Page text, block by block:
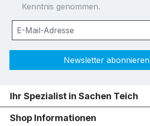
Kenntnis genommen.
Newsletter abonnieren
Ihr Spezialist in Sachen Teich
Shop Informationen